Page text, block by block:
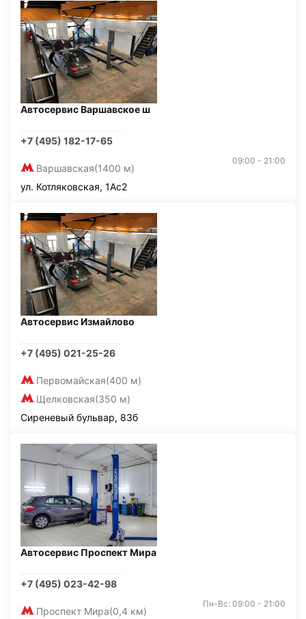
Автосервис Варшавское ш
+7 (495) 182-17-65
Варшавская(1400 м)
09:00 - 21:00
ул. Котляковская, 1Ас2
Автосервис Измайлово
+7 (495) 021-25-26
Первомайская(400 м)
Щелковская(350 м)
Сиреневый бульвар, 83б
Автосервис Проспект Мира
+7 (495) 023-42-98
Проспект Мира(0,4 км)
Пн-Вс: 09:00 - 21:00